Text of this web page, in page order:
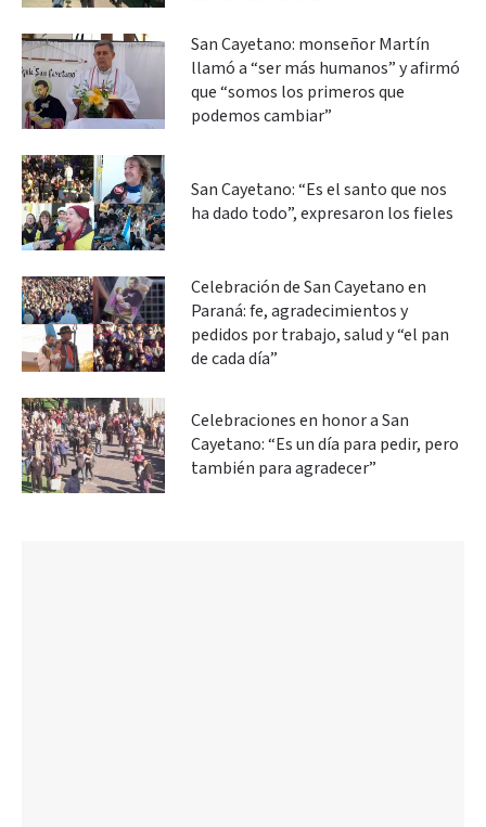
San Cayetano: monseñor Martín
llamó a “ser más humanos” y afirmó
que “somos los primeros que
podemos cambiar”
San Cayetano: “Es el santo que nos
ha dado todo”, expresaron los fieles
Celebración de San Cayetano en
Paraná: fe, agradecimientos y
pedidos por trabajo, salud y “el pan
de cada día”
Celebraciones en honor a San
Cayetano: “Es un día para pedir, pero
también para agradecer”